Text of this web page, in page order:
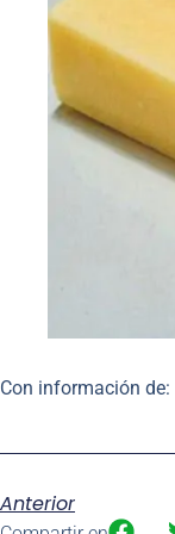
Con información de:
Anterior